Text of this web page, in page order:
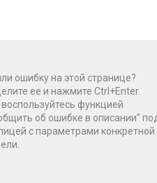
ошибку на этой странице?
ее и нажмите Ctrl+Enter.
воспользуйтесь функцией
об ошибке в описании"
с параметрами конкретной